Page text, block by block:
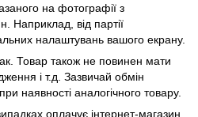
на фотографії з
Наприклад, від партії
налаштувань вашого екрану.
Товар також не повинен мати
і т.д. Зазвичай обмін
наявності аналогічного товару.
оплачує інтернет-магазин